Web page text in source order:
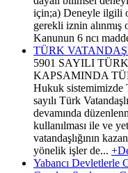
için;a) Deneyle ilgili
gerekli iznin alınmış
Kanunun 6 ncı
TÜRK
5901 SAYILI
KAPSAMINDA
Hukuk sistemimizde
sayılı Türk
devamında
kullanılması ile ve
vatandaşlığının
yönelik işler de...
Yabancı Devletlerle